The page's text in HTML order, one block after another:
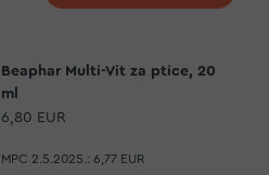
Beaphar Multi-Vit za ptice, 20
ml
6,80 EUR
MPC 2.5.2025.: 6,77 EUR